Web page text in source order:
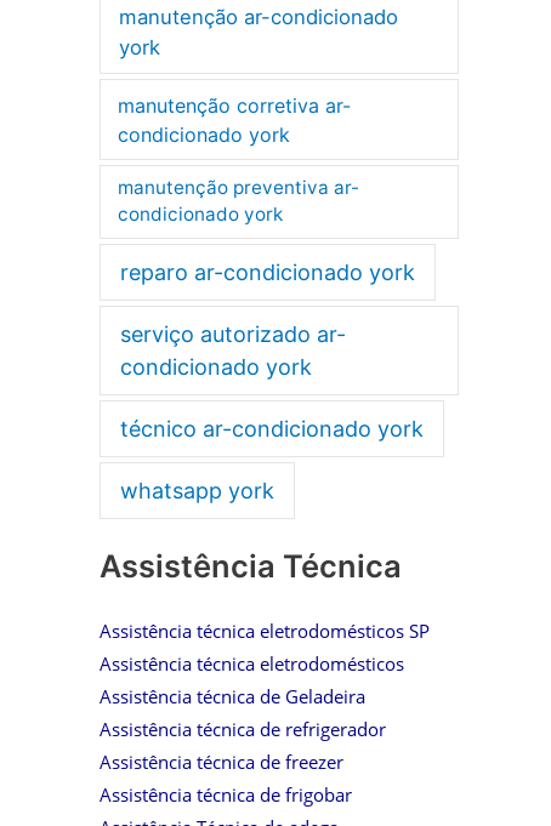
manutenção ar-condicionado
york
manutenção corretiva ar-
condicionado york
manutenção preventiva ar-
condicionado york
reparo ar-condicionado york
serviço autorizado ar-
condicionado york
técnico ar-condicionado york
whatsapp york
Assistência Técnica
Assistência técnica eletrodomésticos SP
Assistência técnica eletrodomésticos
Assistência técnica de Geladeira
Assistência técnica de refrigerador
Assistência técnica de freezer
Assistência técnica de frigobar